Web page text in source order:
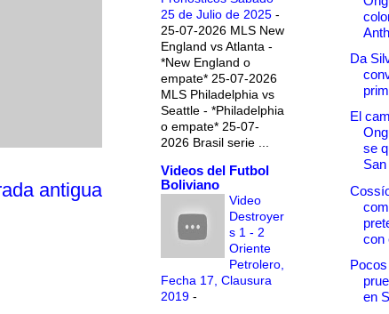
antigua
25 de Julio de 2025 -
25-07-2026 MLS New
England vs Atlanta -
*New England o
empate* 25-07-2026
MLS Philadelphia vs
Seattle - *Philadelphia
o empate* 25-07-
2026 Brasil serie ...
Videos del Futbol
Boliviano
Video
Destroyer
s 1 - 2
Oriente
Petrolero,
Fecha 17, Clausura
2019 -
Da
El
se
con
en